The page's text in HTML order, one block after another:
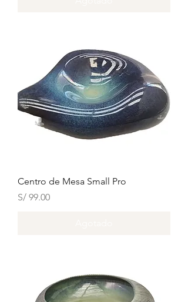
Centro de Mesa Small Pro
Precio
S/ 99.00